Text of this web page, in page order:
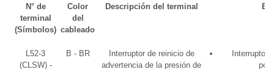
N° de
terminal
(Símbolos)
Color
del
cableado
Descripción del terminal
L52-3
(CLSW) -
B - BR
Interruptor de reinicio de
advertencia de la presión de
Interruptor